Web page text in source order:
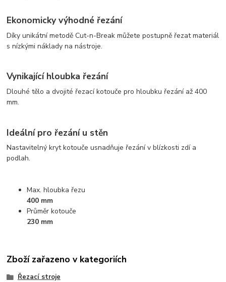
Ekonomicky výhodné řezání
Díky unikátní metodě Cut-n-Break můžete postupně řezat materiál
s nízkými náklady na nástroje.
Vynikající hloubka řezání
Dlouhé tělo a dvojité řezací kotouče pro hloubku řezání až 400
mm.
Ideální pro řezání u stěn
Nastavitelný kryt kotouče usnadňuje řezání v blízkosti zdí a
podlah.
Max. hloubka řezu
400 mm
Průměr kotouče
230 mm
Zboží zařazeno v kategoriích
Řezací stroje